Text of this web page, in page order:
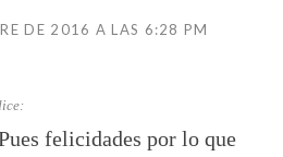
DE 2016 A LAS 6:28 PM
felicidades por lo que